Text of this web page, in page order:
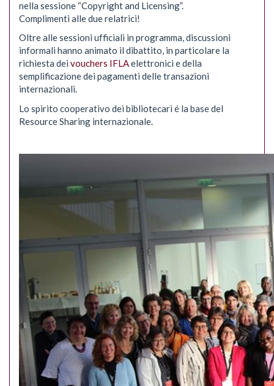
nella sessione “Copyright and Licensing”.
Complimenti alle due relatrici!
Oltre alle sessioni ufficiali in programma, discussioni
informali hanno animato il dibattito, in particolare la
richiesta dei vouchers IFLAelettronici e della
semplificazione dei pagamenti delle transazioni
internazionali.
Lo spirito cooperativo dei bibliotecari é la base del
Resource Sharing internazionale.